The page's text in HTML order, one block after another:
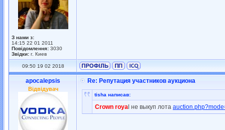
З нами з:
14:15 22 01 2011
Повідомлення: 3030
Звідки: г. Киев
09:50 19 02 2018
apocalepsis
Відвідувач
Re: Репутация участников аукциона
tisha написав:
Crown roya l не выкуп лота